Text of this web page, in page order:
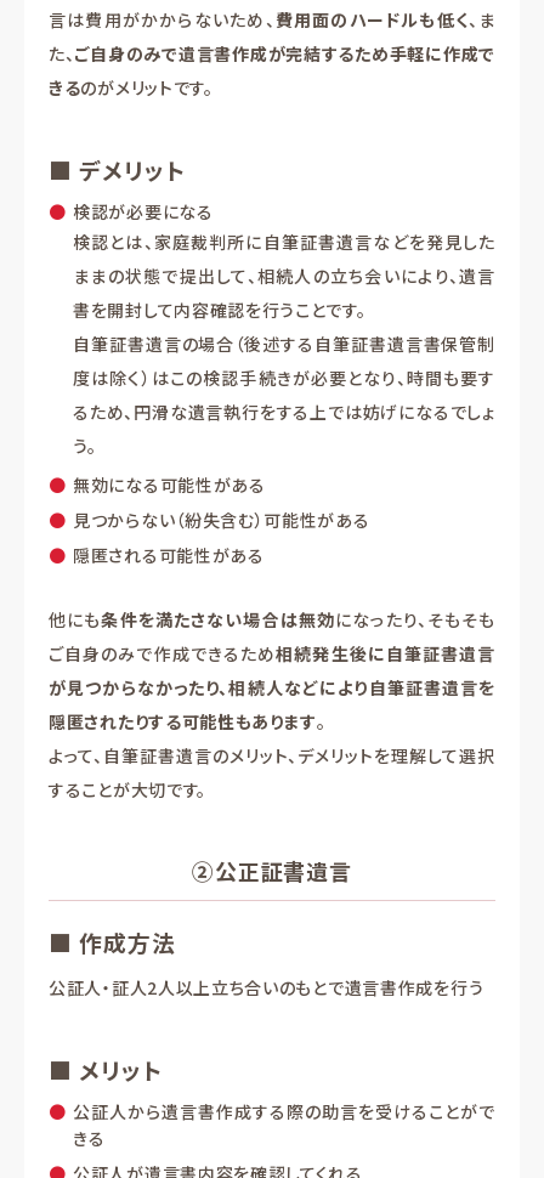
言は費用がかからないため、 費用面のハードルも低く、ま
た、ご自身のみで遺言書作成が完結するため手軽に作成で
きるのがメリットです。
■ デメリット
検認が必要になる
検認とは、家庭裁判所に自筆証書遺言などを発見した
ままの状態で提出して、相続人の立ち会いにより、遺言
書を開封して内容確認を行うことです。
自筆証書遺言の場合（後述する自筆証書遺言書保管制
度は除く）はこの検認手続きが必要となり、時間も要す
るため、円滑な遺言執行をする上では妨げになるでしょ
う。
無効になる可能性がある
見つからない（紛失含む）可能性がある
隠匿される可能性がある
他にも条件を満たさない場合は無効になったり、そもそも
ご自身のみで作成できるため相続発生後に自筆証書遺言
が見つからなかったり、相続人などにより自筆証書遺言を
隠匿されたりする可能性もあります。
よって、自筆証書遺言のメリット、デメリットを理解して選択
することが大切です。
②公正証書遺言
■ 作成方法
公証人・証人2人以上立ち合いのもとで遺言書作成を行う
■ メリット
公証人から遺言書作成する際の助言を受けることがで
きる